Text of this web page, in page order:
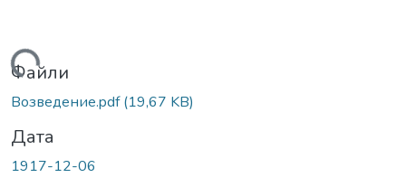
Вантажиться...
Файли
Возведение.pdf(19,67 KB)
Дата
1917-12-06